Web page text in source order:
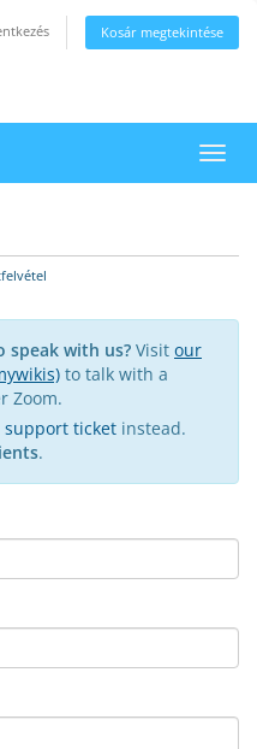
Kosár megtekintése
a
speak with us? Visit our
to talk with a
Zoom.
support ticket instead.
.